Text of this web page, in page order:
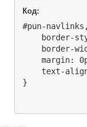
Код:
#pun-
border-
border-
margin:
text-
}